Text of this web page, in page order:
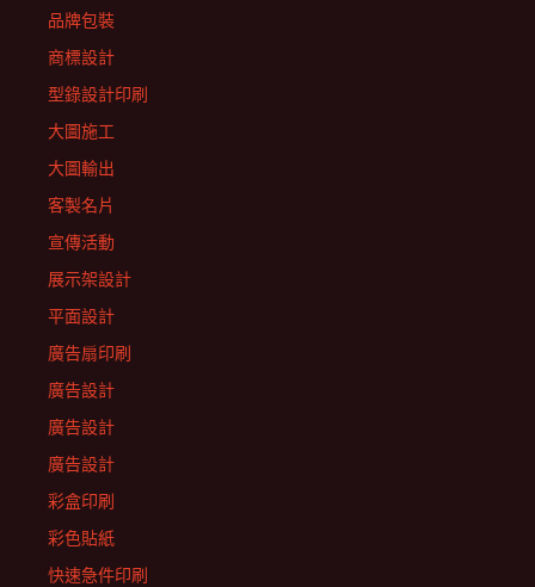
品牌包裝
商標設計
型錄設計印刷
大圖施工
大圖輸出
客製名片
宣傳活動
展示架設計
平面設計
廣告扇印刷
廣告設計
廣告設計
廣告設計
彩盒印刷
彩色貼紙
快速急件印刷